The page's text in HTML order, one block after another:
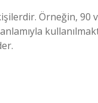
Örneğin, 90